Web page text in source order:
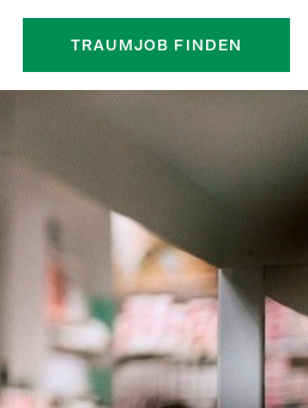
TRAUMJOB FINDEN